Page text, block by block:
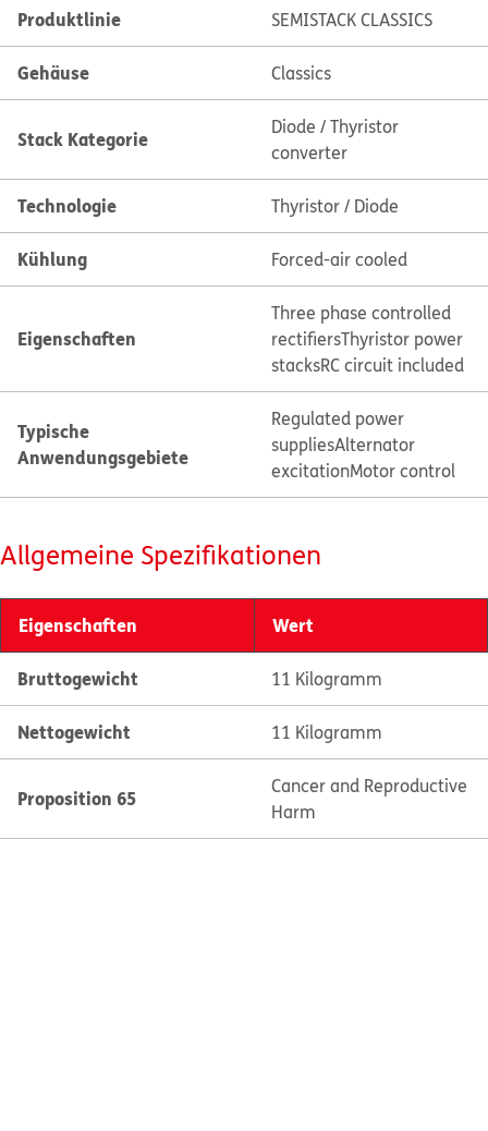
Produktlinie SEMISTACK CLASSICS
Gehäuse Classics
Stack Kategorie
Diode / Thyristor
converter
Technologie Thyristor / Diode
Kühlung Forced-air cooled
Eigenschaften
Three phase controlled
rectifiersThyristor power
stacksRC circuit included
Typische
Anwendungsgebiete
Regulated power
suppliesAlternator
excitationMotor control
Allgemeine Spezifikationen
Eigenschaften Wert
Bruttogewicht 11 Kilogramm
Nettogewicht 11 Kilogramm
Proposition 65
Cancer and Reproductive
Harm